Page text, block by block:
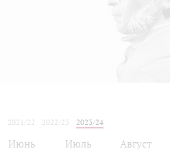
2021/22 2022/23
2023/24
Июнь Июль Август